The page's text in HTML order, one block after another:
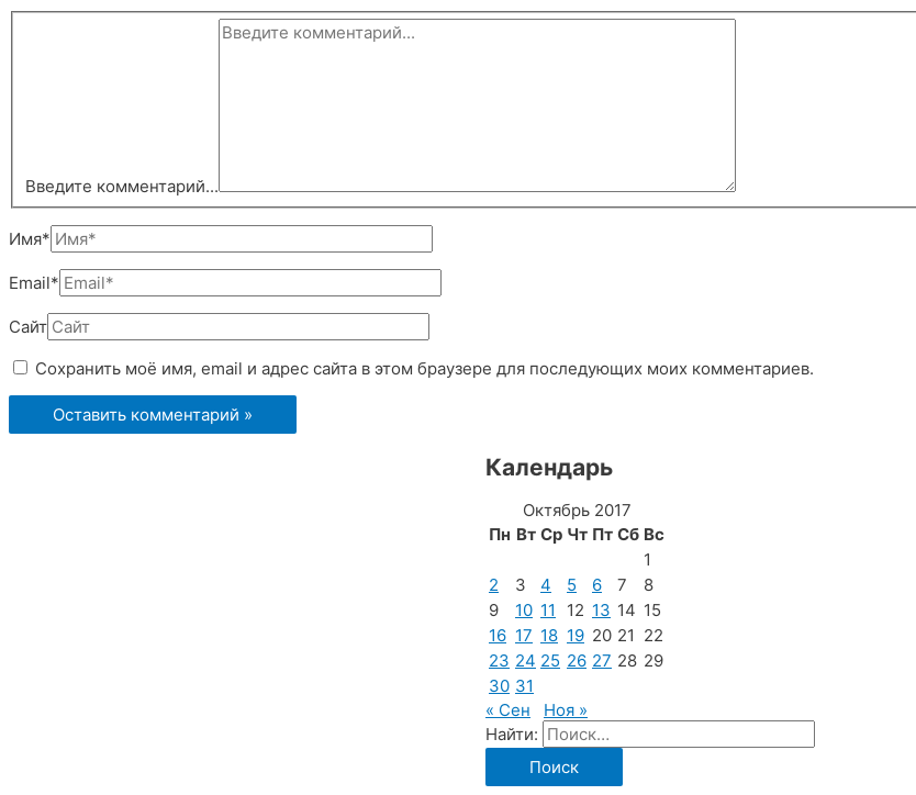
Введите комментарий...
Имя*
Email*
Сайт
Сохранить моё имя, email и адрес сайта в этом браузере для последующих моих комментариев.
Календарь
Октябрь 2017
Пн Вт Ср Чт Пт Сб Вс
1
2
3 4 5 6 7
8
9
10 11 12 13 14 15
16 17 18 19 20 21 22
23 24 25 26 27 28 29
30 31
« Сен
Ноя »
Найти: